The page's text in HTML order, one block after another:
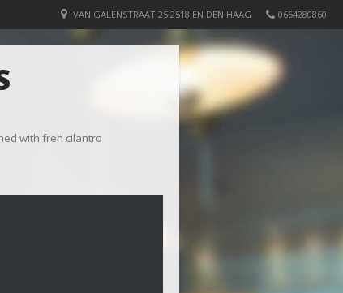
0654280860
VAN GALENSTRAAT 25 2518 EN DEN HAAG
with freh cilantro